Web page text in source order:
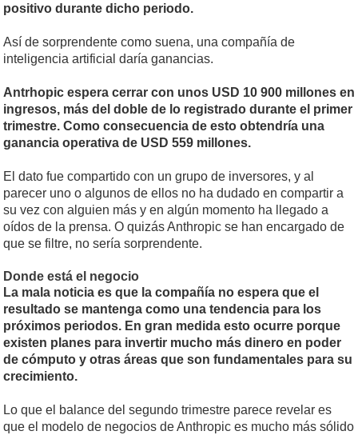
positivo durante dicho periodo.
Así de sorprendente como suena, una compañía de
inteligencia artificial daría ganancias.
Antrhopic espera cerrar con unos USD 10 900 millones en
ingresos, más del doble de lo registrado durante el primer
trimestre. Como consecuencia de esto obtendría una
ganancia operativa de USD 559 millones.
El dato fue compartido con un grupo de inversores, y al
parecer uno o algunos de ellos no ha dudado en compartir a
su vez con alguien más y en algún momento ha llegado a
oídos de la prensa. O quizás Anthropic se han encargado de
que se filtre, no sería sorprendente.
Donde está el negocio
La mala noticia es que la compañía no espera que el
resultado se mantenga como una tendencia para los
próximos periodos. En gran medida esto ocurre porque
existen planes para invertir mucho más dinero en poder
de cómputo y otras áreas que son fundamentales para su
crecimiento.
Lo que el balance del segundo trimestre parece revelar es
que el modelo de negocios de Anthropic es mucho más sólido